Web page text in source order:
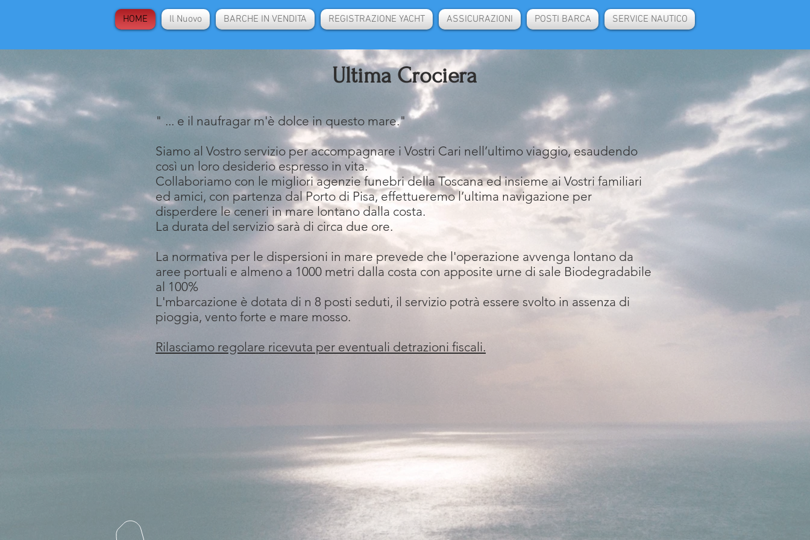
HOME Il Nuovo BARCHE IN VENDITA REGISTRAZIONE YACHT ASSICURAZIONI POSTI BARCA SERVICE NAUTICO
Ultima Crociera
" ... e il naufragar m'è dolce in questo mare."
Siamo al Vostro servizio per accompagnare i Vostri Cari nell’ultimo viaggio, esaudendo
così un loro desiderio espresso in vita.
Collaboriamo con le migliori agenzie funebri della Toscana ed insieme ai Vostri familiari
ed amici, con partenza dal Porto di Pisa, effettueremo l’ultima navigazione per
disperdere le ceneri in mare lontano dalla costa.
La durata del servizio sarà di circa due ore.
La normativa per le dispersioni in mare prevede che l'operazione avvenga lontano da
aree portuali e almeno a 1000 metri dalla costa con apposite urne di sale Biodegradabile
al 100%
L'mbarcazione è dotata di n 8 posti seduti, il servizio potrà essere svolto in assenza di
pioggia, vento forte e mare mosso.
Rilasciamo regolare ricevuta per eventuali detrazioni fiscali.